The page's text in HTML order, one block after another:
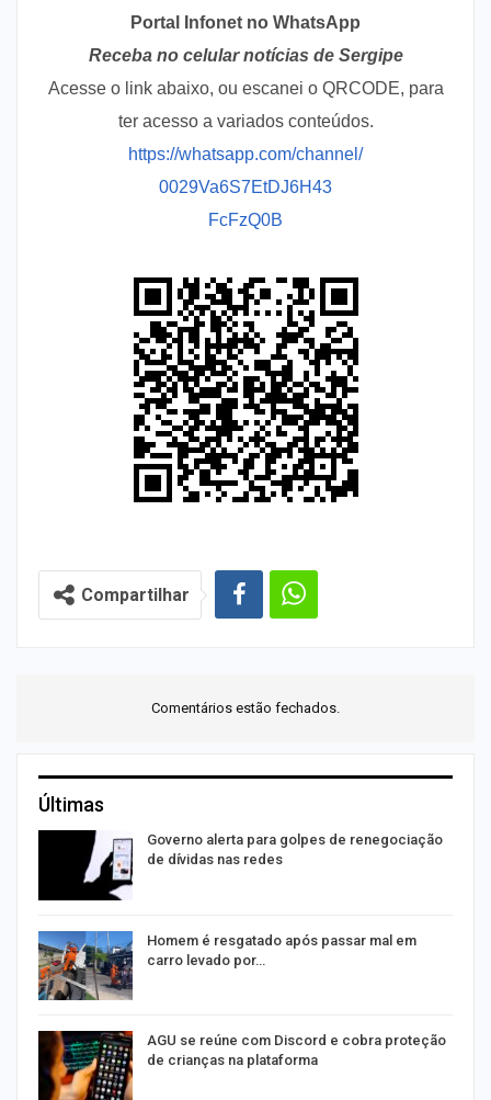
Portal Infonet no WhatsApp
Receba no celular notícias de Sergipe
Acesse o link abaixo, ou escanei o QRCODE, para
ter acesso a variados conteúdos.
https://whatsapp.com/channel/
0029Va6S7EtDJ6H43
FcFzQ0B
Compartilhar
Comentários estão fechados.
Últimas
Governo alerta para golpes de renegociação
de dívidas nas redes
Homem é resgatado após passar mal em
carro levado por…
AGU se reúne com Discord e cobra proteção
de crianças na plataforma